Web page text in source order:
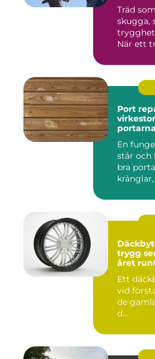
Träd
skugga,
trygghet
När ett
Port
virkestorkar så
En
står och
bra
trygg
året
Ett
vid
de
d...